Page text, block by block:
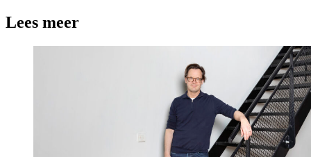
Lees meer